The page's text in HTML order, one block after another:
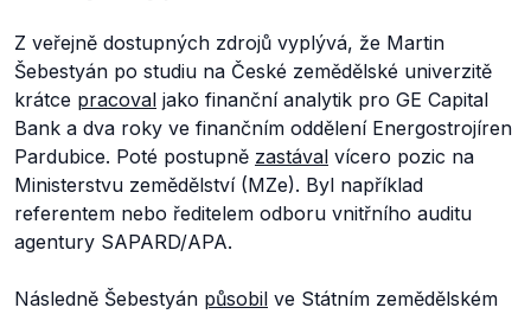
Z veřejně dostupných zdrojů vyplývá, že Martin
Šebestyán po studiu na České zemědělské univerzitě
krátce pracoval jako finanční analytik pro GE Capital
Bank a dva roky ve finančním oddělení Energostrojíren
Pardubice. Poté postupně zastával vícero pozic na
Ministerstvu zemědělství (MZe). Byl například
referentem nebo ředitelem odboru vnitřního auditu
agentury SAPARD/APA.
Následně Šebestyán působil ve Státním zemědělském